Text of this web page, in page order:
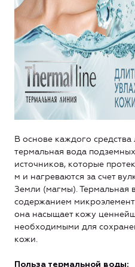
В основе каждого
термальная вода
источников, которые
м и нагреваются за счет
Земли (магмы). Термальная
содержанием
она насыщает кожу
необходимыми для
кожи.
Польза термальной воды: